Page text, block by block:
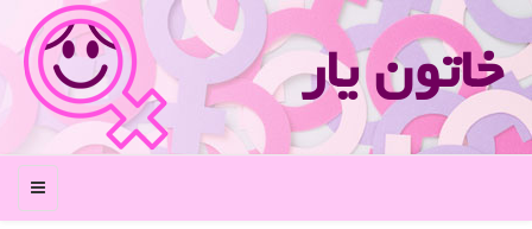
خاتون یار
منو